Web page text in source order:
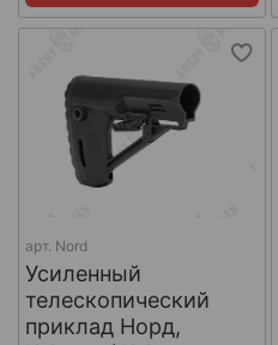
арт. Nord
Усиленный
телескопический
приклад Норд,